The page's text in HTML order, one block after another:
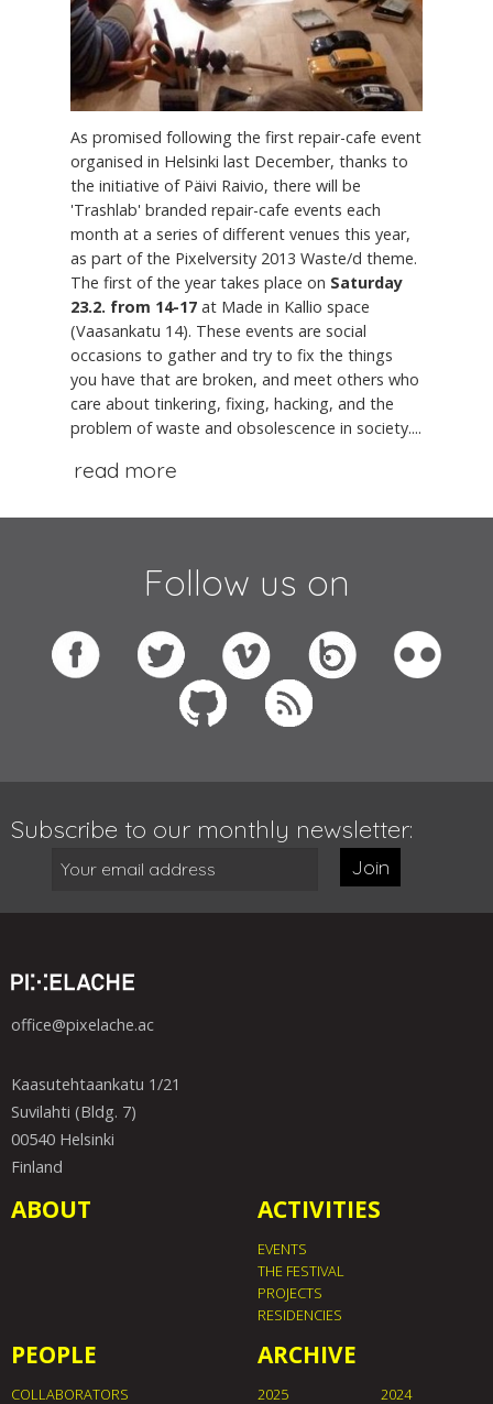
As promised following the first repair-cafe event
organised in Helsinki last December, thanks to
the initiative of Päivi Raivio, there will be
'Trashlab' branded repair-cafe events each
month at a series of different venues this year,
as part of the Pixelversity 2013 Waste/d theme.
The first of the year takes place on Saturday
23.2. from 14-17 at Made in Kallio space
(Vaasankatu 14). These events are social
occasions to gather and try to fix the things
you have that are broken, and meet others who
care about tinkering, fixing, hacking, and the
problem of waste and obsolescence in society....
read more
Follow us on
Subscribe to our monthly newsletter:
Join
office@pixelache.ac
Kaasutehtaankatu 1/21
Suvilahti (Bldg. 7)
00540 Helsinki
Finland
ABOUT ACTIVITIES
EVENTS
THE FESTIVAL
PROJECTS
RESIDENCIES
PEOPLE
COLLABORATORS
ARCHIVE
2025 2024